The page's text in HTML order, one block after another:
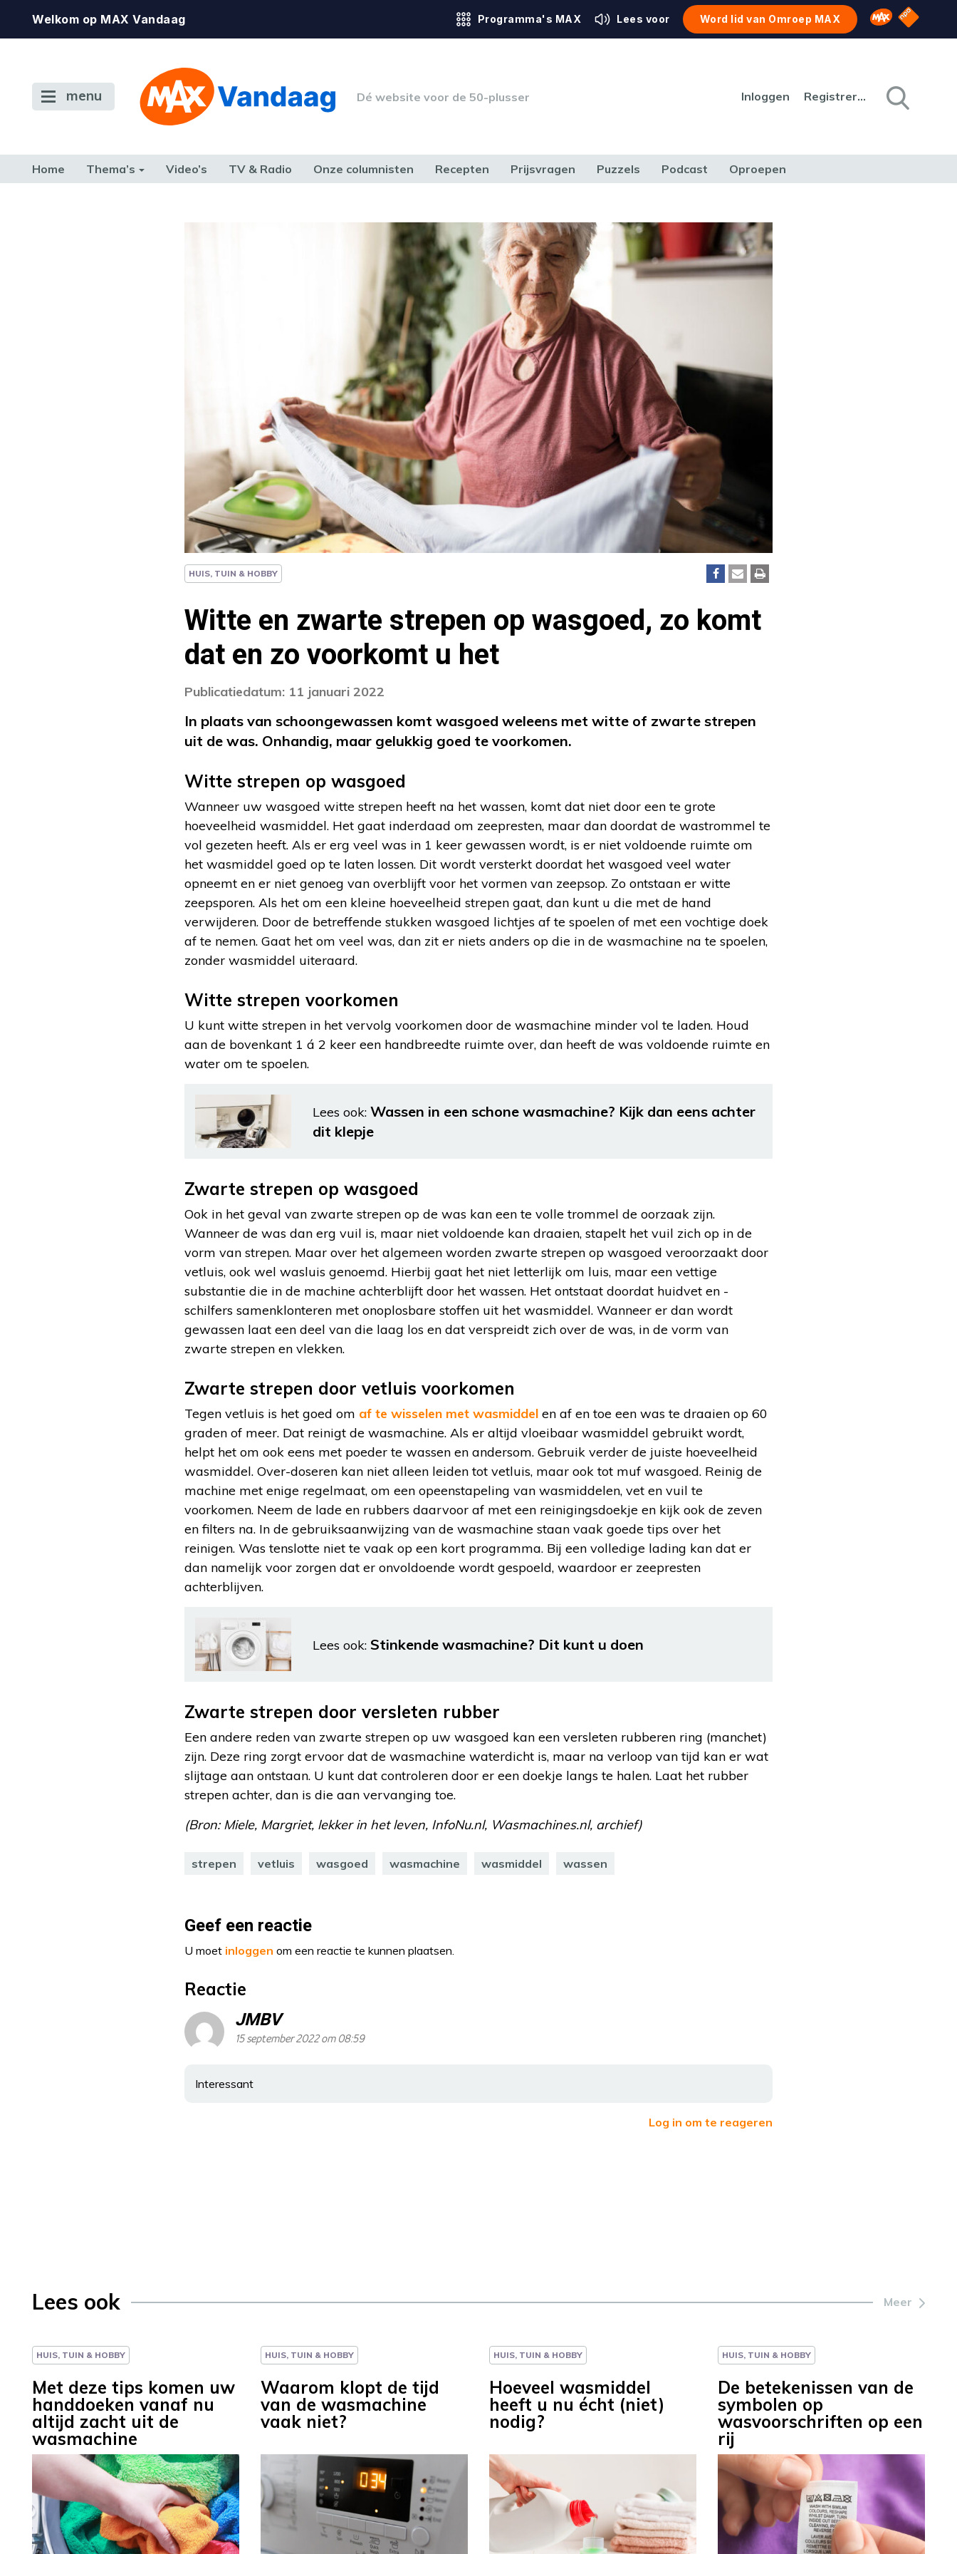
Welkom op MAX Vandaag Programma's MAX Lees voor Word lid van Omroep MAX Omroep MAX
NPO
menu Dé website voor de 50-plusser Inloggen Registreren
Home Thema’s Video’s TV & Radio Onze columnisten Recepten Prijsvragen Puzzels Podcast Oproepen
HUIS, TUIN & HOBBY
Witte en zwarte strepen op wasgoed, zo komt
dat en zo voorkomt u het
Publicatiedatum: 11 januari 2022
In plaats van schoongewassen komt wasgoed weleens met witte of zwarte strepen
uit de was. Onhandig, maar gelukkig goed te voorkomen.
Witte strepen op wasgoed
Wanneer uw wasgoed witte strepen heeft na het wassen, komt dat niet door een te grote
hoeveelheid wasmiddel. Het gaat inderdaad om zeepresten, maar dan doordat de wastrommel te
vol gezeten heeft. Als er erg veel was in 1 keer gewassen wordt, is er niet voldoende ruimte om
het wasmiddel goed op te laten lossen. Dit wordt versterkt doordat het wasgoed veel water
opneemt en er niet genoeg van overblijft voor het vormen van zeepsop. Zo ontstaan er witte
zeepsporen. Als het om een kleine hoeveelheid strepen gaat, dan kunt u die met de hand
verwijderen. Door de betreffende stukken wasgoed lichtjes af te spoelen of met een vochtige doek
af te nemen. Gaat het om veel was, dan zit er niets anders op die in de wasmachine na te spoelen,
zonder wasmiddel uiteraard.
Witte strepen voorkomen
U kunt witte strepen in het vervolg voorkomen door de wasmachine minder vol te laden. Houd
aan de bovenkant 1 á 2 keer een handbreedte ruimte over, dan heeft de was voldoende ruimte en
water om te spoelen.
Lees ook: Wassen in een schone wasmachine? Kijk dan eens achter
dit klepje
Zwarte strepen op wasgoed
Ook in het geval van zwarte strepen op de was kan een te volle trommel de oorzaak zijn.
Wanneer de was dan erg vuil is, maar niet voldoende kan draaien, stapelt het vuil zich op in de
vorm van strepen. Maar over het algemeen worden zwarte strepen op wasgoed veroorzaakt door
vetluis, ook wel wasluis genoemd. Hierbij gaat het niet letterlijk om luis, maar een vettige
substantie die in de machine achterblijft door het wassen. Het ontstaat doordat huidvet en -
schilfers samenklonteren met onoplosbare stoffen uit het wasmiddel. Wanneer er dan wordt
gewassen laat een deel van die laag los en dat verspreidt zich over de was, in de vorm van
zwarte strepen en vlekken.
Zwarte strepen door vetluis voorkomen
Tegen vetluis is het goed om af te wisselen met wasmiddel en af en toe een was te draaien op 60
graden of meer. Dat reinigt de wasmachine. Als er altijd vloeibaar wasmiddel gebruikt wordt,
helpt het om ook eens met poeder te wassen en andersom. Gebruik verder de juiste hoeveelheid
wasmiddel. Over-doseren kan niet alleen leiden tot vetluis, maar ook tot muf wasgoed. Reinig de
machine met enige regelmaat, om een opeenstapeling van wasmiddelen, vet en vuil te
voorkomen. Neem de lade en rubbers daarvoor af met een reinigingsdoekje en kijk ook de zeven
en filters na. In de gebruiksaanwijzing van de wasmachine staan vaak goede tips over het
reinigen. Was tenslotte niet te vaak op een kort programma. Bij een volledige lading kan dat er
dan namelijk voor zorgen dat er onvoldoende wordt gespoeld, waardoor er zeepresten
achterblijven.
Lees ook: Stinkende wasmachine? Dit kunt u doen
Zwarte strepen door versleten rubber
Een andere reden van zwarte strepen op uw wasgoed kan een versleten rubberen ring (manchet)
zijn. Deze ring zorgt ervoor dat de wasmachine waterdicht is, maar na verloop van tijd kan er wat
slijtage aan ontstaan. U kunt dat controleren door er een doekje langs te halen. Laat het rubber
strepen achter, dan is die aan vervanging toe.
(Bron: Miele, Margriet, lekker in het leven, InfoNu.nl, Wasmachines.nl, archief)
strepen vetluis wasgoed wasmachine wasmiddel wassen
Geef een reactie
U moet inloggen om een reactie te kunnen plaatsen.
Reactie
JMBV
15 september 2022 om 08:59
Interessant
Log in om te reageren
Lees ook Meer
HUIS, TUIN & HOBBY
Met deze tips komen uw
handdoeken vanaf nu
altijd zacht uit de
wasmachine
HUIS, TUIN & HOBBY
Waarom klopt de tijd
van de wasmachine
vaak niet?
HUIS, TUIN & HOBBY
Hoeveel wasmiddel
heeft u nu écht (niet)
nodig?
HUIS, TUIN & HOBBY
De betekenissen van de
symbolen op
wasvoorschriften op een
rij